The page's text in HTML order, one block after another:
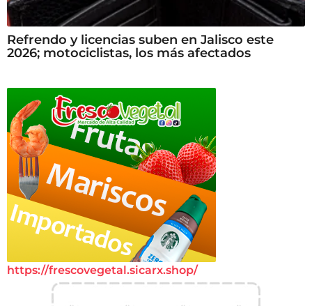
Refrendo y licencias suben en Jalisco este
2026; motociclistas, los más afectados
https://frescovegetal.sicarx.shop/